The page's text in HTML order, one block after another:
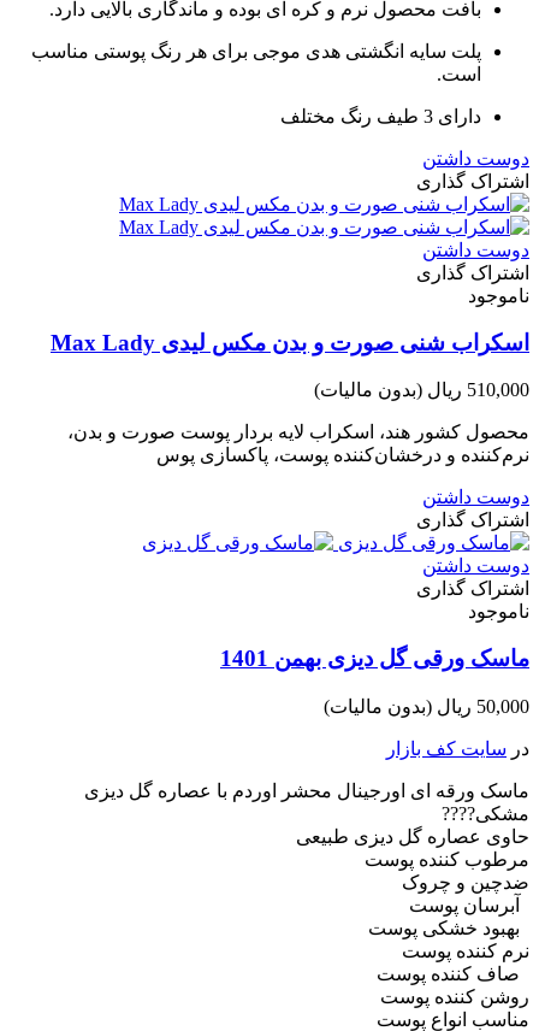
بافت محصول نرم و کره ای بوده و ماندگاری بالایی دارد.
پلت سایه انگشتی هدی موجی برای هر رنگ پوستی مناسب
است.
دارای 3 طیف رنگ مختلف
دوست داشتن
اشتراک گذاری
دوست داشتن
اشتراک گذاری
ناموجود
اسکراب شنی صورت و بدن مکس لیدی Max Lady
510,000 ریال (بدون مالیات)
محصول کشور هند، اسکراب لایه بردار پوست صورت و بدن،
نرم‌کننده و درخشان‌کننده پوست، پاکسازی پوس
دوست داشتن
اشتراک گذاری
دوست داشتن
اشتراک گذاری
ناموجود
ماسک ورقی گل دیزی بهمن 1401
50,000 ریال (بدون مالیات)
در سایت کف بازار
ماسک ورقه ای اورجینال محشر اوردم با عصاره گل دیزی
مشکی????
حاوی عصاره گل دیزی طبیعی
مرطوب کننده پوست
ضدچین و چروک
آبرسان پوست
بهبود خشکی پوست
نرم کننده پوست
صاف کننده پوست
روشن کننده پوست
مناسب انواع پوست